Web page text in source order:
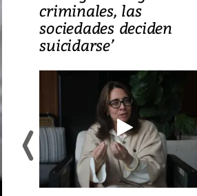
criminales, las
sociedades deciden
suicidarse’